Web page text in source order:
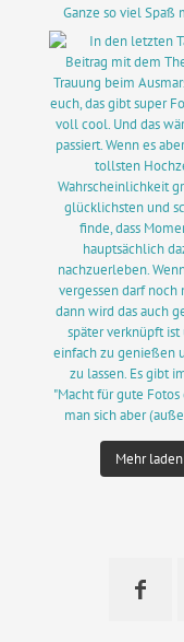
Mehr laden